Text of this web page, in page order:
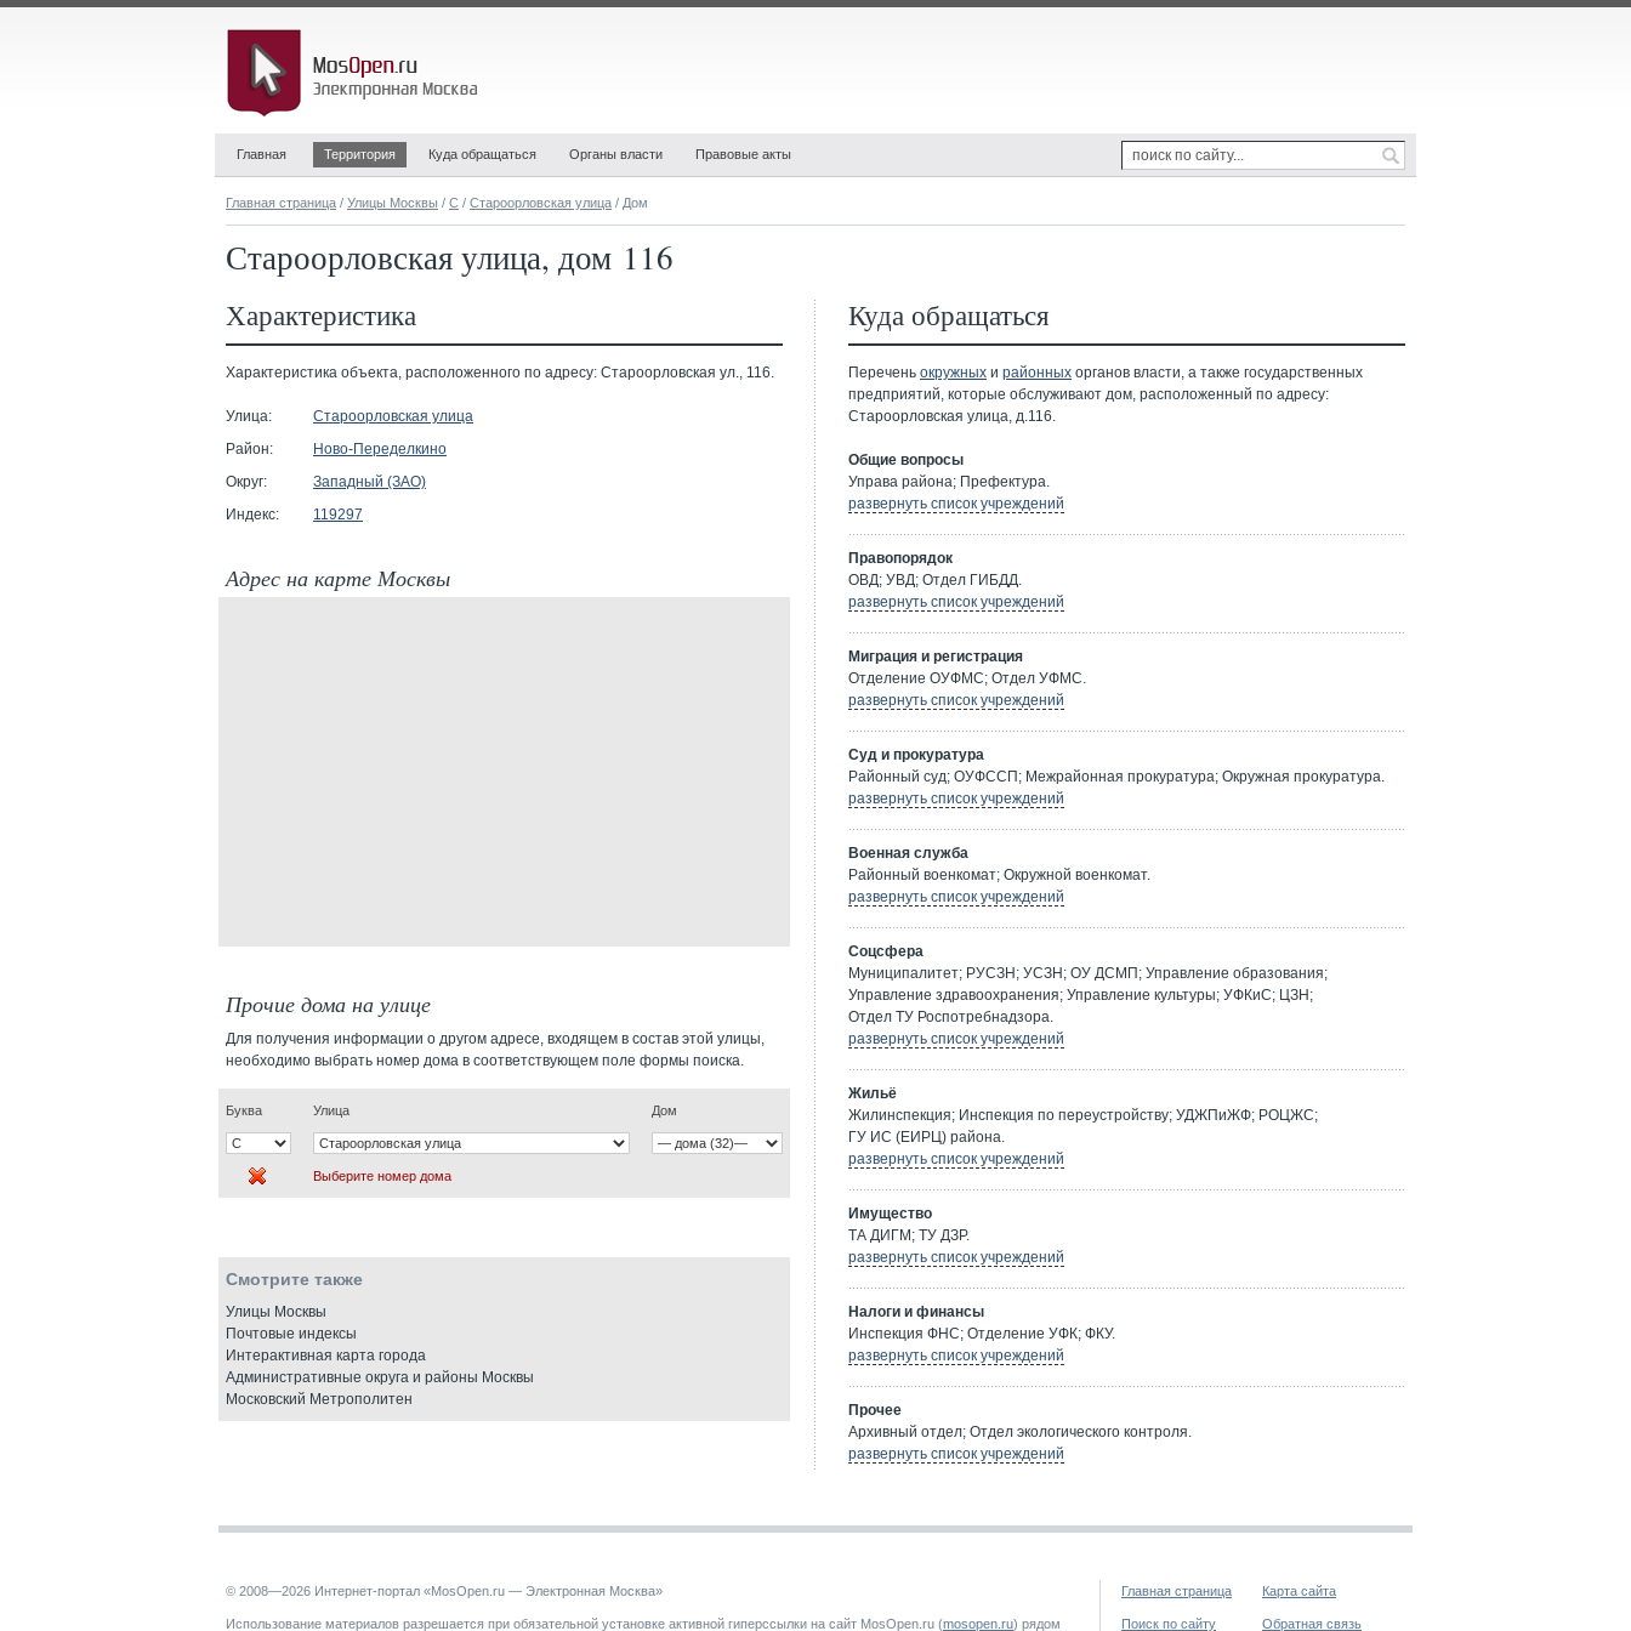
Главная Территория Куда обращаться Органы власти Правовые акты
Главная страница / Улицы Москвы / С / Староорловская улица / Дом
Староорловская улица, дом 116
Характеристика
Характеристика объекта, расположенного по адресу: Староорловская ул., 116.
Улица:
Староорловская улица
Район:
Ново-Переделкино
Округ:
Западный (ЗАО)
Индекс:
119297
Адрес на карте Москвы
Прочие дома на улице
Для получения информации о другом адресе, входящем в состав этой улицы,
необходимо выбрать номер дома в соответствующем поле формы поиска.
Буква Улица Дом
Выберите номер дома
Смотрите также
Улицы Москвы
Почтовые индексы
Интерактивная карта города
Административные округа и районы Москвы
Московский Метрополитен
Куда обращаться
Перечень окружных и районных органов власти, а также государственных
предприятий, которые обслуживают дом, расположенный по адресу:
Староорловская улица, д.116.
Общие вопросы
Управа района; Префектура.
развернуть список учреждений
Правопорядок
ОВД; УВД; Отдел ГИБДД.
развернуть список учреждений
Миграция и регистрация
Отделение ОУФМС; Отдел УФМС.
развернуть список учреждений
Суд и прокуратура
Районный суд; ОУФССП; Межрайонная прокуратура; Окружная прокуратура.
развернуть список учреждений
Военная служба
Районный военкомат; Окружной военкомат.
развернуть список учреждений
Соцсфера
Муниципалитет; РУСЗН; УСЗН; ОУ ДСМП; Управление образования;
Управление здравоохранения; Управление культуры; УФКиС; ЦЗН;
Отдел ТУ Роспотребнадзора.
развернуть список учреждений
Жильё
Жилинспекция; Инспекция по переустройству; УДЖПиЖФ; РОЦЖС;
ГУ ИС (ЕИРЦ) района.
развернуть список учреждений
Имущество
ТА ДИГМ; ТУ ДЗР.
развернуть список учреждений
Налоги и финансы
Инспекция ФНС; Отделение УФК; ФКУ.
развернуть список учреждений
Прочее
Архивный отдел; Отдел экологического контроля.
развернуть список учреждений
© 2008—2026 Интернет-портал «MosOpen.ru — Электронная Москва»
Использование материалов разрешается при обязательной установке активной гиперссылки на сайт MosOpen.ru (mosopen.ru) рядом
Главная страница Карта сайта
Поиск по сайту Обратная связь